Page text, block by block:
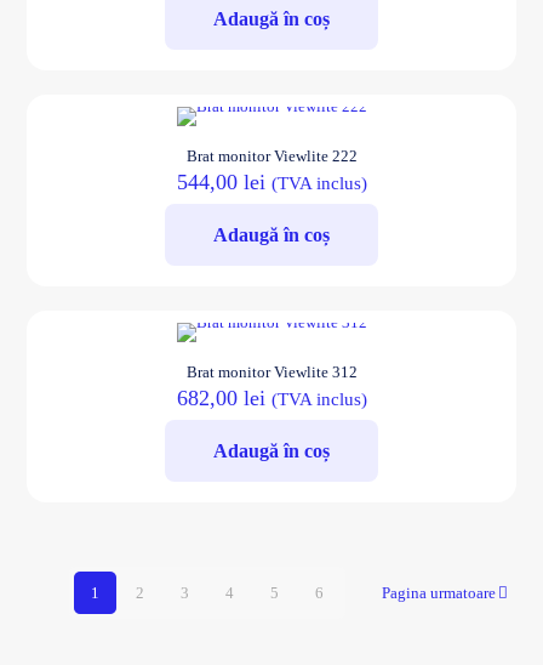
pot
pagina
Adaugă în coș
Brat monitor Viewlite 222
544,00 lei (TVA inclus)
Adaugă în coș
Brat monitor Viewlite 312
682,00 lei (TVA inclus)
Adaugă în coș
1 2 3 4 5 6 Pagina urmatoare